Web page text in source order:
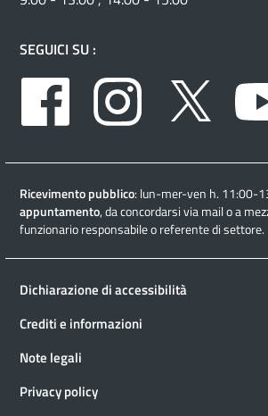
SEGUICI SU :
Facebook
Instagram Twitter
Ricevimento pubblico: lun-mer-ven h. 11:00-
appuntamento, da concordarsi via mail o a
funzionario responsabile o referente di settore.
Dichiarazione di accessibilità
Crediti e informazioni
Note legali
Privacy policy